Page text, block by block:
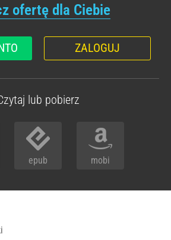
ofertę dla Ciebie
ZALOGUJ
lub pobierz
epub mobi